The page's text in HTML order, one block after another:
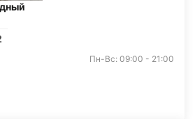
Пн-Вс: 09:00 - 21:00